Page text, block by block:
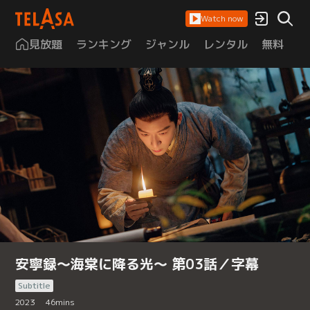
Watch now
見放題 ランキング ジャンル レンタル 無料
安寧録～海棠に降る光～ 第03話／字幕
Subtitle
2023
46mins